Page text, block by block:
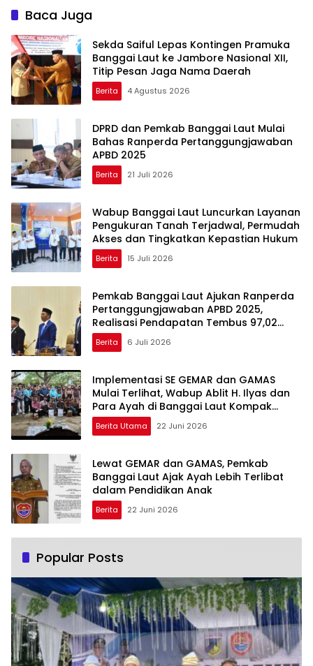
Kompak Ambil Rapor Anak
Baca Juga
Sekda Saiful Lepas Kontingen Pramuka
Banggai Laut ke Jambore Nasional XII,
Titip Pesan Jaga Nama Daerah
Berita 4 Agustus 2026
DPRD dan Pemkab Banggai Laut Mulai
Bahas Ranperda Pertanggungjawaban
APBD 2025
Berita 21 Juli 2026
Wabup Banggai Laut Luncurkan Layanan
Pengukuran Tanah Terjadwal, Permudah
Akses dan Tingkatkan Kepastian Hukum
Berita 15 Juli 2026
Pemkab Banggai Laut Ajukan Ranperda
Pertanggungjawaban APBD 2025,
Realisasi Pendapatan Tembus 97,02
Persen
Berita 6 Juli 2026
Implementasi SE GEMAR dan GAMAS
Mulai Terlihat, Wabup Ablit H. Ilyas dan
Para Ayah di Banggai Laut Kompak
Ambil Rapor Anak
Berita Utama 22 Juni 2026
Lewat GEMAR dan GAMAS, Pemkab
Banggai Laut Ajak Ayah Lebih Terlibat
dalam Pendidikan Anak
Berita 22 Juni 2026
Popular Posts